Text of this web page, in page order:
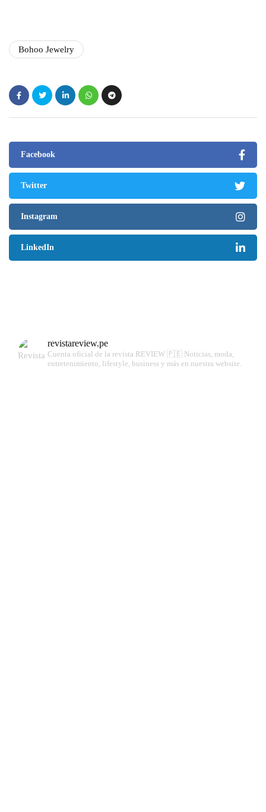
Bohoo Jewelry
Facebook
Twitter
Instagram
LinkedIn
revistareview.pe
Cuenta oficial de la revista REVIEW 🇵🇪 Noticias, moda,
entretenimiento, lifestyle, business y más en nuestra website.